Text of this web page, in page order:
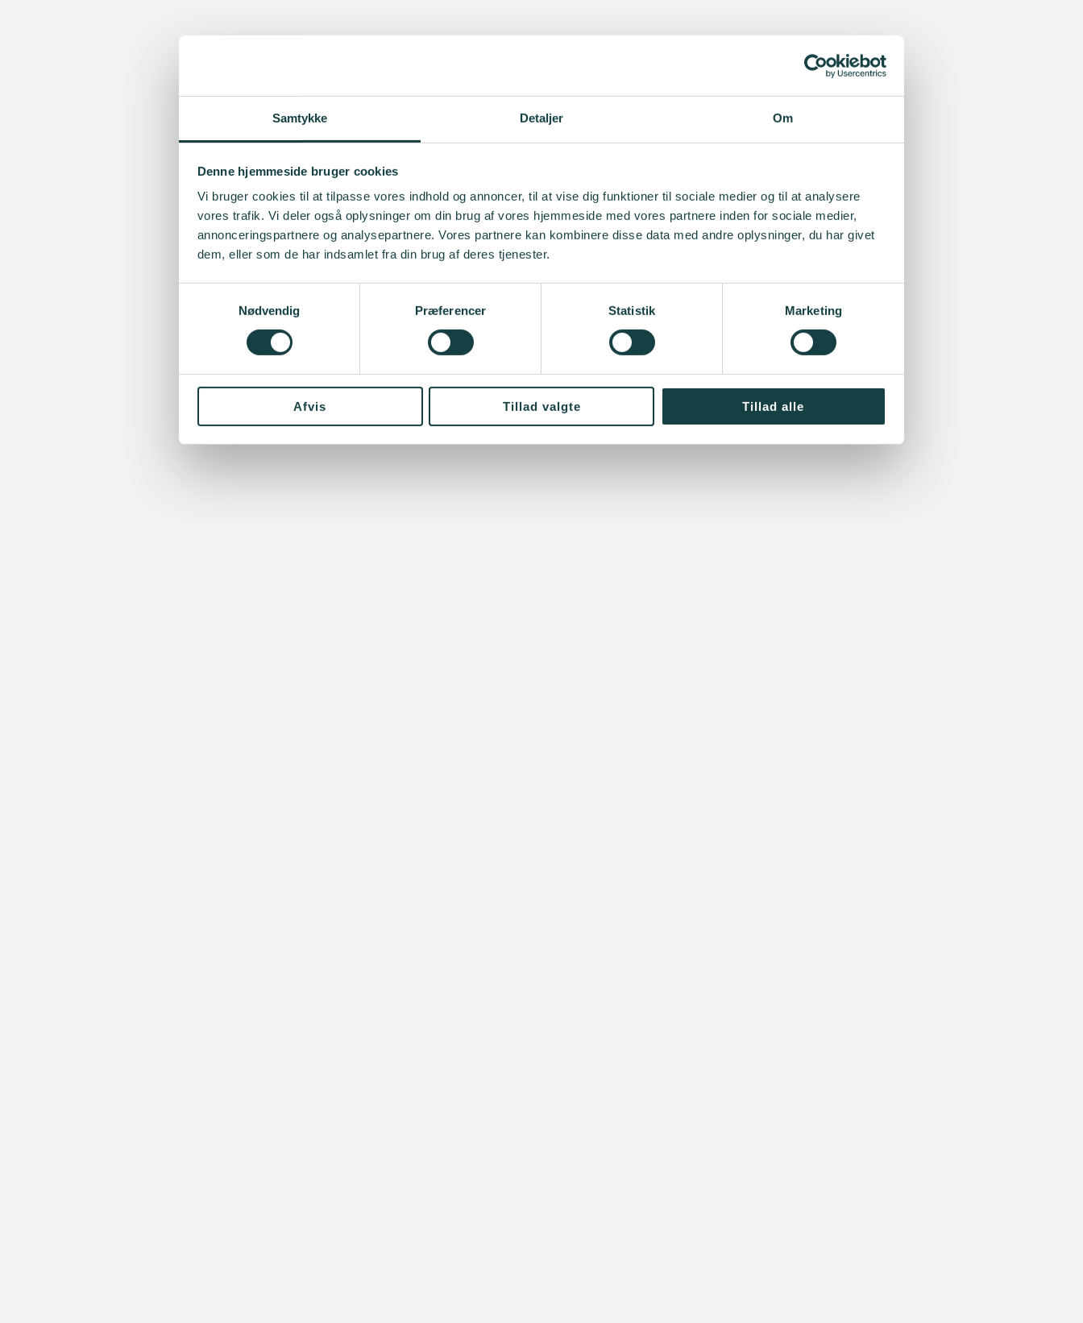
Samtykke Detaljer Om
Denne hjemmeside bruger cookies
Vi bruger cookies til at tilpasse vores indhold og annoncer, til at vise dig funktioner til sociale medier og til at analysere
vores trafik. Vi deler også oplysninger om din brug af vores hjemmeside med vores partnere inden for sociale medier,
annonceringspartnere og analysepartnere. Vores partnere kan kombinere disse data med andre oplysninger, du har givet
dem, eller som de har indsamlet fra din brug af deres tjenester.
Nødvendig
Præferencer Statistik Marketing
Afvis Tillad valgte Tillad alle